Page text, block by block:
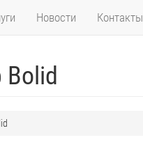
Новости Контакты